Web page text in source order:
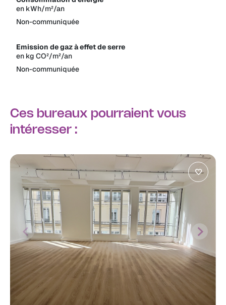
en kWh/m²/an
Non-communiquée
Emission de gaz à effet de serre
en kg CO²/m²/an
Non-communiquée
Ces bureaux pourraient vous
intéresser :